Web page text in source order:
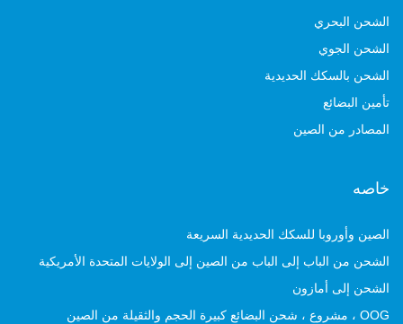
الشحن البحري
الشحن الجوي
الشحن بالسكك الحديدية
تأمين البضائع
المصادر من الصين
خاصه
الصين وأوروبا للسكك الحديدية السريعة
الشحن من الباب إلى الباب من الصين إلى الولايات المتحدة الأمريكية
الشحن إلى أمازون
OOG ، مشروع ، شحن البضائع كبيرة الحجم والثقيلة من الصين